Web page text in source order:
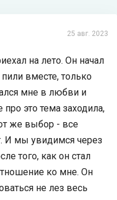
25 авг. 2023
на лето. Он начал
вместе, только
мне в любви и
это тема заходила,
же выбор - все
И мы увидимся через
того, как он стал
ко мне. Он
не лез весь